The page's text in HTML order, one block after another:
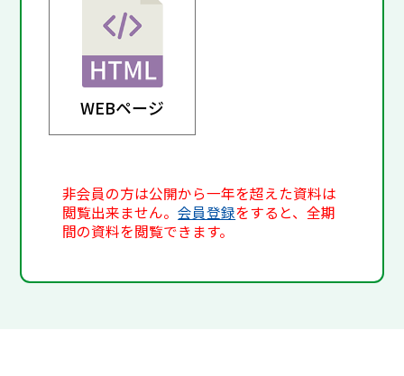
WEBページ
非会員の方は公開から一年を超えた資料は
閲覧出来ません。会員登録をすると、全期
間の資料を閲覧できます。